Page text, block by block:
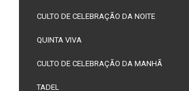
CULTO DE CELEBRAÇÃO DA NOITE
QUINTA VIVA
CULTO DE CELEBRAÇÃO DA MANHÃ
TADEL